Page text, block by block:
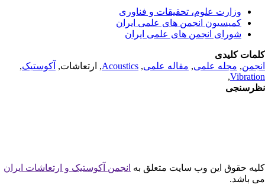
وزارت علوم، تحقیقات و فناوری
کمیسیون انجمن های علمی ایران
شورای انجمن های علمی ایران
کلیدی
,مجله علمی, مقاله علمی,
Acoustics, ارتعاشات,آکوستیک,
,
حقوق این وب سایت متعلق بهانجمن آکوستیک و ارتعاشات ایران
باشد.